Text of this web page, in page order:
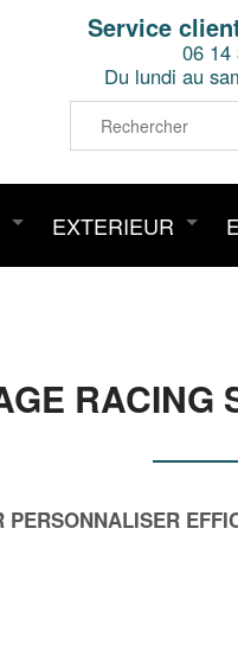
Service
06 14
Du lundi au
EXTERIEUR
RACING